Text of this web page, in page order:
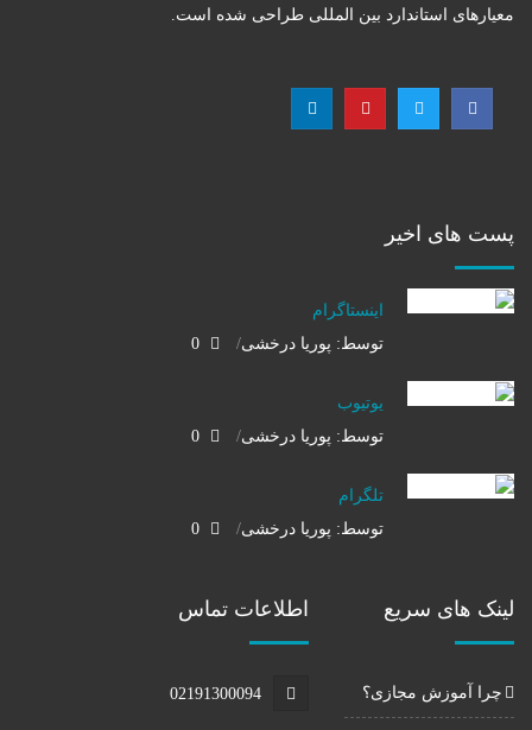
معیارهای استاندارد بین المللی طراحی شده است.
پست های اخیر
اینستاگرام
توسط: پوریا درخشی
یوتیوب
توسط: پوریا درخشی
تلگرام
توسط: پوریا درخشی
لینک های سریع
چرا آموزش مجازی؟
اطلاعات تماس
02191300094